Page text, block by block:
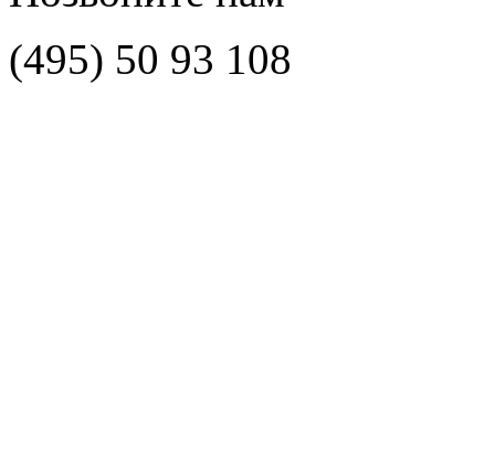
(495) 50 93 108